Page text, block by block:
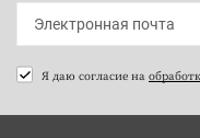
Я даю согласие на